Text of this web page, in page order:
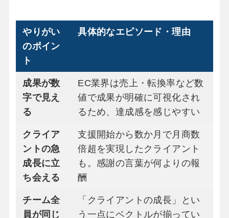
やりがい
のポイン
ト
具体的なエピソード・理由
成果が数
字で見え
る
EC業界は売上・転換率など数
値で成果が明確に可視化され
るため、達成感を感じやすい
クライア
ントの急
成長に立
ち会える
支援開始から数か月で月商数
倍超を実現したクライアント
も。感謝の言葉が何よりの報
酬
チーム全
員が同じ
「クライアントの成長」とい
う一点にベクトルが揃ってい